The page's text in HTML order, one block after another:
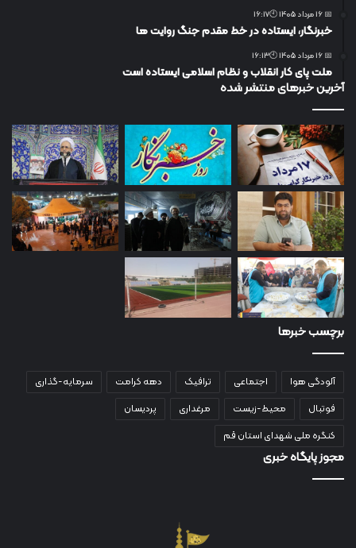
📅 16 مرداد 1405 🕙16:17
خبرنگار، ایستاده در خط مقدم جنگ روایت ها
📅 16 مرداد 1405 🕙16:13
ملت پای کار انقلاب و نظام اسلامی ایستاده است
آخرین خبرهای منتشر شده
برچسب خبرها
آلودگی هوا اجتماعی ترافیک دهه کرامت
سرمایه-گذاری
فوتبال
محیط-زیست مرغداری
پردیسان
کنگره ملی شهدای استان قم
مجوز پایگاه خبری